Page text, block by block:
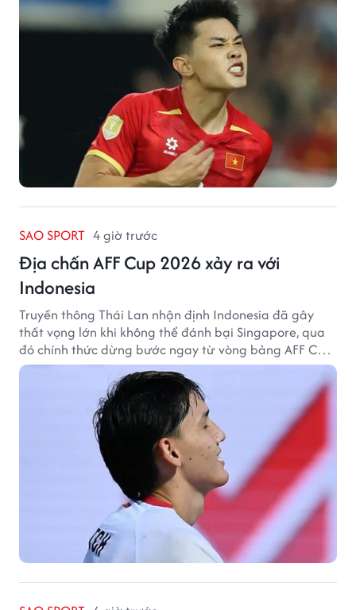
SAO SPORT 4 giờ trước
Địa chấn AFF Cup 2026 xảy ra với
Indonesia
Truyền thông Thái Lan nhận định Indonesia đã gây
thất vọng lớn khi không thể đánh bại Singapore, qua
đó chính thức dừng bước ngay từ vòng bảng AFF Cup
2026.